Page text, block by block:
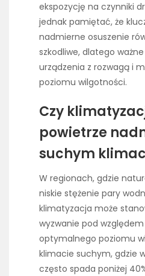
ekspozycję na czynniki
jednak pamiętać, że
nadmierne osuszenie
szkodliwe, dlatego
urządzenia z rozwagą i
poziomu wilgotności.
Czy
powietrze
suchym
W regionach, gdzie
niskie stężenie pary
klimatyzacja może
wyzwanie pod
optymalnego poziomu
klimacie suchym, gdzie
często spada poniżej